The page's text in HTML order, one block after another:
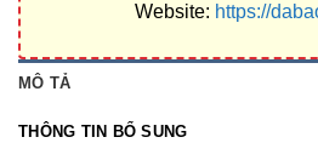
Website: https://
MÔ TẢ
THÔNG TIN BỔ SUNG